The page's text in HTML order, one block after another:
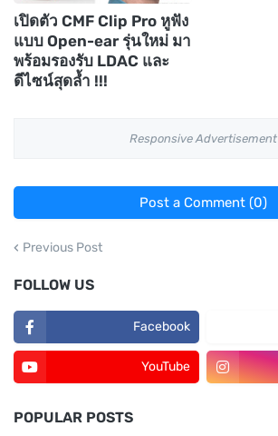
เปิดตัว CMF Clip Pro หูฟัง
แบบ Open-ear รุ่นใหม่ มา
พร้อมรองรับ LDAC และ
ดีไซน์สุดล้ำ !!!
Responsive Advertisement
Post a Comment (0)
Previous Post
FOLLOW US
Facebook
YouTube
POPULAR POSTS